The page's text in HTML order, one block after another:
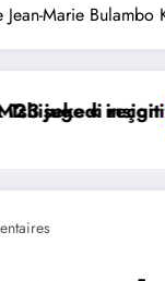
Jean-Marie
la Coupe du
de 15
: